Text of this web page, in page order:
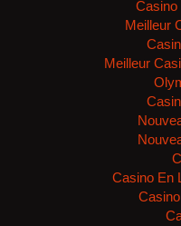
Casino
Meilleur
Meilleur
Casino En